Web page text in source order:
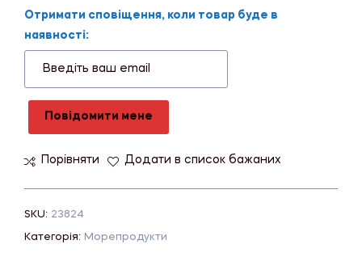
Отримати сповіщення, коли товар буде в
наявності:
Повідомити мене
Порівняти Додати в список бажаних
SKU: 23824
Категорія: Морепродукти